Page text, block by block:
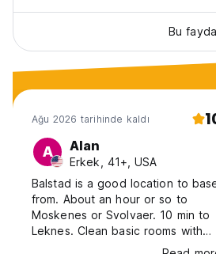
Bu
Ağu 2026 tarihinde kaldı
A Alan
Erkek, 41+, USA
Balstad is a good location to
from. About an hour or so to
Moskenes or Svolvaer. 10 min to
Leknes. Clean basic rooms with
good directions on checking in